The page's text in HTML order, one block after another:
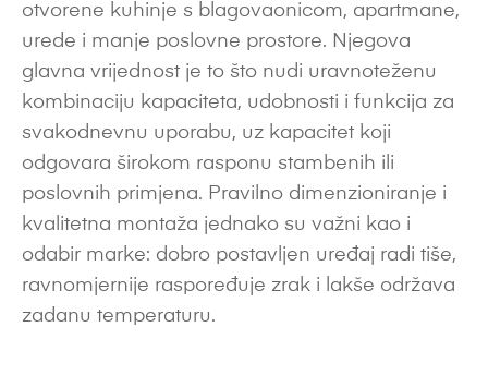
otvorene kuhinje s blagovaonicom, apartmane,
urede i manje poslovne prostore. Njegova
glavna vrijednost je to što nudi uravnoteženu
kombinaciju kapaciteta, udobnosti i funkcija za
svakodnevnu uporabu, uz kapacitet koji
odgovara širokom rasponu stambenih ili
poslovnih primjena. Pravilno dimenzioniranje i
kvalitetna montaža jednako su važni kao i
odabir marke: dobro postavljen uređaj radi tiše,
ravnomjernije raspoređuje zrak i lakše održava
zadanu temperaturu.